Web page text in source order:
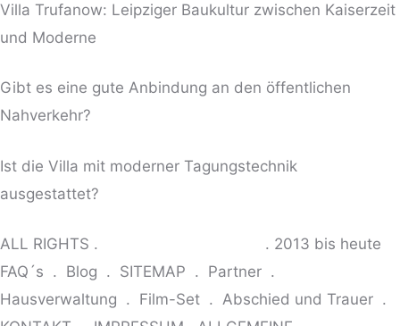
Villa Trufanow: Leipziger Baukultur zwischen Kaiserzeit
und Moderne
Gibt es eine gute Anbindung an den öffentlichen
Nahverkehr?
Ist die Villa mit moderner Tagungstechnik
ausgestattet?
ALL RIGHTS .
. 2013 bis heute
FAQ´s . Blog . SITEMAP . Partner .
Hausverwaltung . Film-Set . Abschied und Trauer .